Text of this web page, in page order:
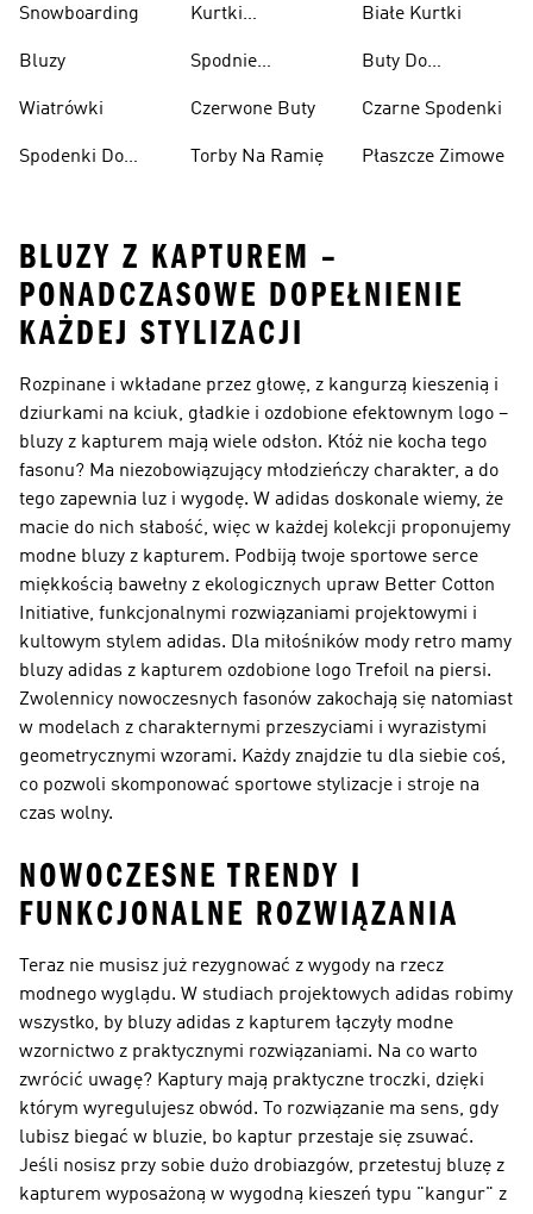
Snowboarding
Bluzy
Wiatrówki
Spodenki Do
Kurtki
Spodnie
Czerwone Buty
Torby Na Ramię
Ciężarów
Białe Kurtki
Buty Do
Czarne Spodenki
Płaszcze Zimowe
BLUZY Z KAPTUREM –
PONADCZASOWE DOPEŁNIENIE
KAŻDEJ STYLIZACJI
Rozpinane i wkładane przez głowę, z kangurzą kieszenią i
dziurkami na kciuk, gładkie i ozdobione efektownym logo –
bluzy z kapturem mają wiele odsłon. Któż nie kocha tego
fasonu? Ma niezobowiązujący młodzieńczy charakter, a do
tego zapewnia luz i wygodę. W adidas doskonale wiemy, że
macie do nich słabość, więc w każdej kolekcji proponujemy
modne bluzy z kapturem. Podbiją twoje sportowe serce
miękkością bawełny z ekologicznych upraw Better Cotton
Initiative, funkcjonalnymi rozwiązaniami projektowymi i
kultowym stylem adidas. Dla miłośników mody retro mamy
bluzy adidas z kapturem ozdobione logo Trefoil na piersi.
Zwolennicy nowoczesnych fasonów zakochają się natomiast
w modelach z charakternymi przeszyciami i wyrazistymi
geometrycznymi wzorami. Każdy znajdzie tu dla siebie coś,
co pozwoli skomponować sportowe stylizacje i stroje na
czas wolny.
NOWOCZESNE TRENDY I
FUNKCJONALNE ROZWIĄZANIA
Teraz nie musisz już rezygnować z wygody na rzecz
modnego wyglądu. W studiach projektowych adidas robimy
wszystko, by bluzy adidas z kapturem łączyły modne
wzornictwo z praktycznymi rozwiązaniami. Na co warto
zwrócić uwagę? Kaptury mają praktyczne troczki, dzięki
którym wyregulujesz obwód. To rozwiązanie ma sens, gdy
lubisz biegać w bluzie, bo kaptur przestaje się zsuwać.
Jeśli nosisz przy sobie dużo drobiazgów, przetestuj bluzę z
kapturem wyposażoną w wygodną kieszeń typu "kangur" z